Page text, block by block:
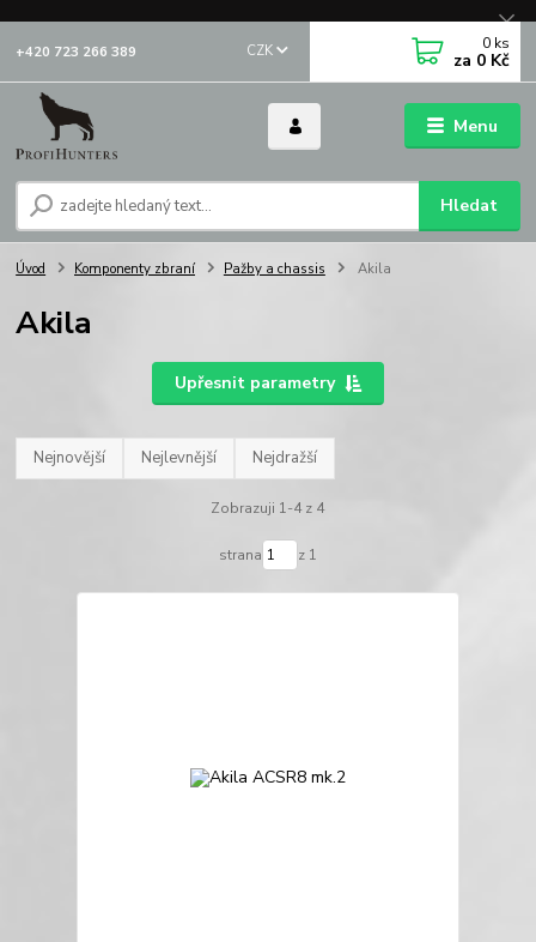
Menu
CZK
Hledat
+420 723 266 389 0 ks
za 0 Kč
Úvod Komponenty zbraní Pažby a chassis Akila
Akila
Upřesnit parametry
Nejnovější Nejlevnější Nejdražší
Zobrazuji 1-4 z 4
strana z 1